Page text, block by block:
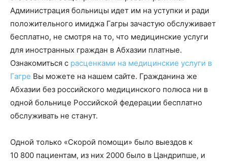
Администрация больницы идет им на уступки и ради
положительного имиджа Гагры зачастую обслуживает
бесплатно, не смотря на то, что медицинские услуги
для иностранных граждан в Абхазии платные.
Ознакомиться с расценками на медицинские услуги в
Гагре Вы можете на нашем сайте. Гражданина же
Абхазии без российского медицинского полюса ни в
одной больнице Российской федерации бесплатно
обслуживать не станут.
Одной только «Скорой помощи» было выездов к
10 800 пациентам, из них 2000 было в Цандрипше, и